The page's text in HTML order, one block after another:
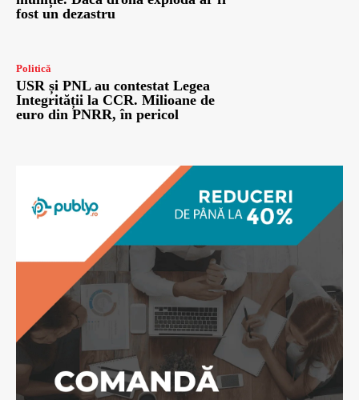
fost un dezastru
Politică
USR și PNL au contestat Legea
Integrității la CCR. Milioane de
euro din PNRR, în pericol